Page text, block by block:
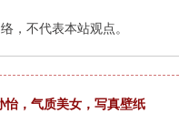
，不代表本站观点。
，气质美女，写真壁纸